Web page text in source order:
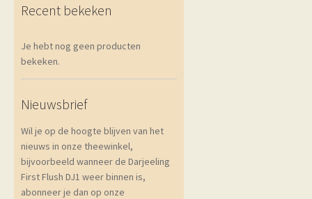
Recent bekeken
Je hebt nog geen producten
bekeken.
Nieuwsbrief
Wil je op de hoogte blijven van het
nieuws in onze theewinkel,
bijvoorbeeld wanneer de Darjeeling
First Flush DJ1 weer binnen is,
abonneer je dan op onze